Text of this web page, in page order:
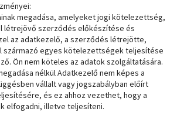
megadása, amelyeket jogi kötelezettség,
létrejövő szerződés előkészítése és
az adatkezelő, a szerződés létrejötte,
származó egyes kötelezettségek teljesítése
Ön nem köteles az adatok szolgáltatására.
nélkül Adatkezelő nem képes a
vállalt vagy jogszabályban előírt
és ez ahhoz vezethet, hogy a
elfogadni, illetve teljesíteni.